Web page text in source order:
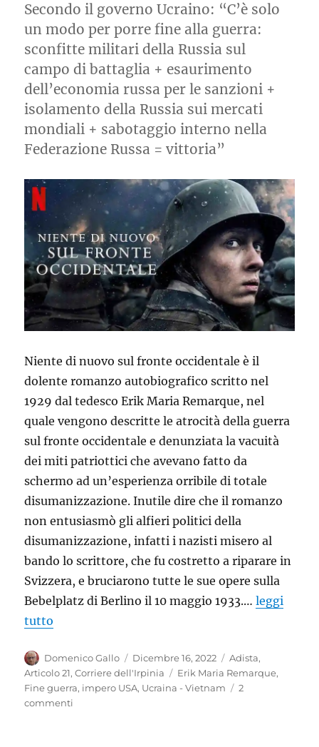
Secondo il governo Ucraino: “C’è solo
un modo per porre fine alla guerra:
sconfitte militari della Russia sul
campo di battaglia + esaurimento
dell’economia russa per le sanzioni +
isolamento della Russia sui mercati
mondiali + sabotaggio interno nella
Federazione Russa = vittoria”
Niente di nuovo sul fronte occidentale è il
dolente romanzo autobiografico scritto nel
1929 dal tedesco Erik Maria Remarque, nel
quale vengono descritte le atrocità della guerra
sul fronte occidentale e denunziata la vacuità
dei miti patriottici che avevano fatto da
schermo ad un’esperienza orribile di totale
disumanizzazione. Inutile dire che il romanzo
non entusiasmò gli alfieri politici della
disumanizzazione, infatti i nazisti misero al
bando lo scrittore, che fu costretto a riparare in
Svizzera, e bruciarono tutte le sue opere sulla
Bebelplatz di Berlino il 10 maggio 1933.…leggi
tutto
Autore
Domenico Gallo
Pubblicato
il
Dicembre 16, 2022 Categorie
Adista,
Articolo 21,Corriere dell'Irpinia Tag
Erik Maria Remarque,
Fine guerra, impero USA, Ucraina - Vietnam
2
commenti